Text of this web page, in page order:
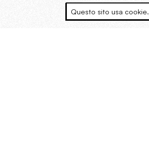
Questo sito usa cookie.